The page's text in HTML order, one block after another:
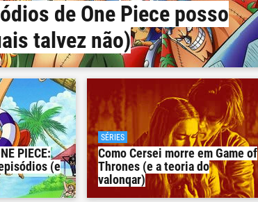
de One Piece posso
talvez não)
PIECE:
(e
SÉRIES
Como Cersei morre em Game of
Thrones (e a teoria do
valonqar)